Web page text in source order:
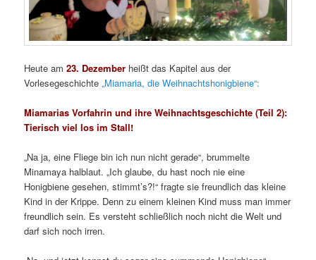
Heute am23. Dezember heißt das Kapitel aus der
Vorlesegeschichte„Miamaria, die Weihnachtshonigbiene“:
Miamarias Vorfahrin und ihre Weihnachtsgeschichte (Teil 2):
Tierisch viel los im Stall!
„Na ja, eine Fliege bin ich nun nicht gerade“, brummelte
Minamaya halblaut. „Ich glaube, du hast noch nie eine
Honigbiene gesehen, stimmt’s?!“ fragte sie freundlich das kleine
Kind in der Krippe. Denn zu einem kleinen Kind muss man immer
freundlich sein. Es versteht schließlich noch nicht die Welt und
darf sich noch irren.